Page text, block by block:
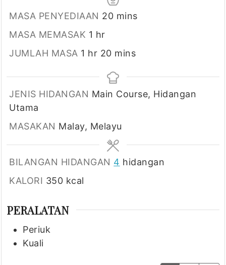
MASA PENYEDIAAN 20minutes
mins
MASA MEMASAK 1 hour
hr
JUMLAH MASA 1 hour
hr 20minutes
mins
JENIS HIDANGAN Main Course, Hidangan
Utama
MASAKAN Malay, Melayu
BILANGAN HIDANGAN 4 hidangan
KALORI 350 kcal
PERALATAN
Periuk
Kuali